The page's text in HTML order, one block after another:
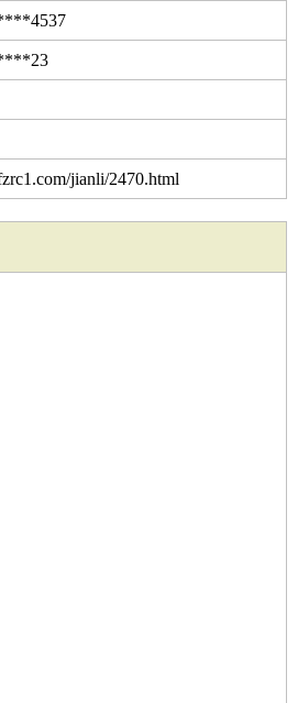
jianli/2470.html